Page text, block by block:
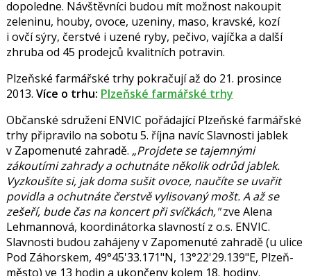
dopoledne. Návštěvníci budou mít možnost nakoupit
zeleninu, houby, ovoce, uzeniny, maso, kravské, kozí
i ovčí sýry, čerstvé i uzené ryby, pečivo, vajíčka a další
zhruba od 45 prodejců kvalitních potravin.
Plzeňské farmářské trhy pokračují až do 21. prosince
2013. Více o trhu: Plzeňské farmářské trhy
Občanské sdružení ENVIC pořádající Plzeňské farmářské
trhy připravilo na sobotu 5. října navíc Slavnosti jablek
v Zapomenuté zahradě. „Projdete se tajemnými
zákoutími zahrady a ochutnáte několik odrůd jablek.
Vyzkoušíte si, jak doma sušit ovoce, naučíte se uvařit
povidla a ochutnáte čerstvě vylisovaný mošt. A až se
zešeří, bude čas na koncert při svíčkách,"zve Alena
Lehmannová, koordinátorka slavností z o.s. ENVIC.
Slavnosti budou zahájeny v Zapomenuté zahradě (u ulice
Pod Záhorskem, 49°45'33.171"N, 13°22'29.139"E, Plzeň-
město) ve 13 hodin a ukončeny kolem 18. hodiny.